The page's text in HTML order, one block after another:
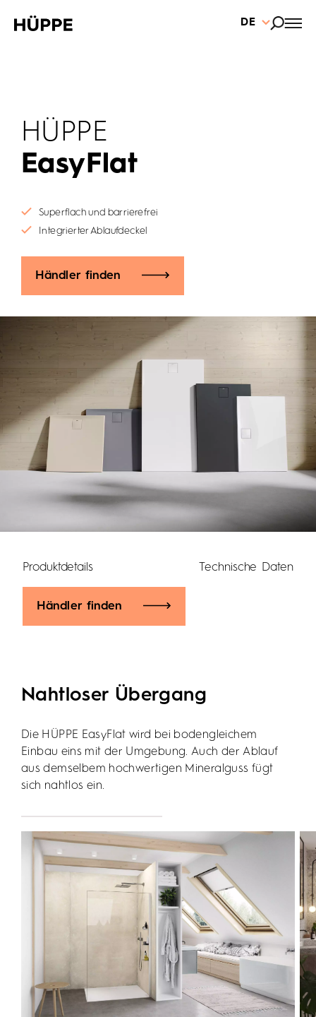
DE
HÜPPE
EasyFlat
Superflach und barrierefrei
Integrierter Ablaufdeckel
Händler finden
Produktdetails Technische Daten
Händler finden
Nahtloser Übergang
Die HÜPPE EasyFlat wird bei bodengleichem
Einbau eins mit der Umgebung. Auch der Ablauf
aus demselbem hochwertigen Mineralguss fügt
sich nahtlos ein.